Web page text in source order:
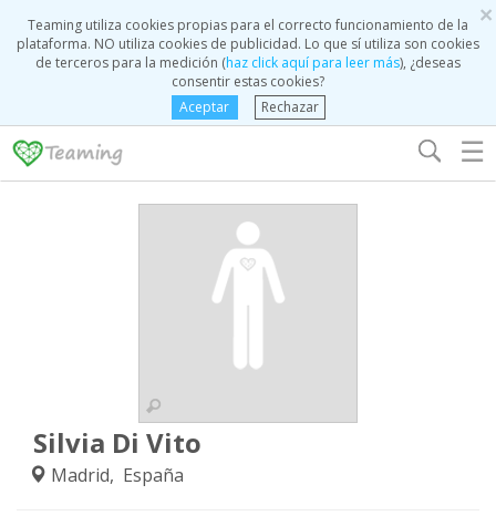
×
Teaming utiliza cookies propias para el correcto funcionamiento de la
plataforma. NO utiliza cookies de publicidad. Lo que sí utiliza son cookies
de terceros para la medición (haz click aquí para leer más), ¿deseas
consentir estas cookies?
Aceptar
Rechazar
☰
Silvia Di Vito
Madrid, España